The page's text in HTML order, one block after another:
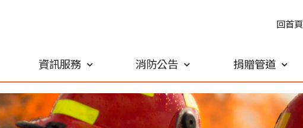
回首頁
資訊服務 消防公告 捐贈管道